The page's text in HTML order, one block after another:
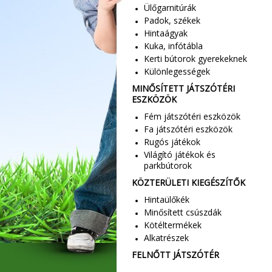
Ülőgarnitúrák
Padok, székek
Hintaágyak
Kuka, infótábla
Kerti bútorok gyerekeknek
Különlegességek
MINŐSÍTETT JÁTSZÓTÉRI
ESZKÖZÖK
Fém játszótéri eszközök
Fa játszótéri eszközök
Rugós játékok
Világító játékok és
parkbútorok
KÖZTERÜLETI KIEGÉSZÍTŐK
Hintaülőkék
Minősített csúszdák
Kötéltermékek
Alkatrészek
FELNŐTT JÁTSZÓTÉR